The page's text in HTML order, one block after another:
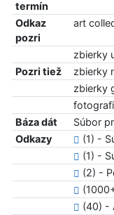
termín
Odkaz
pozri
art
zbierky
Pozri tiež
zbierky
zbierky
Báza dát
Súbor
Odkazy
(1) -
(1) -
(2) -
(40) -